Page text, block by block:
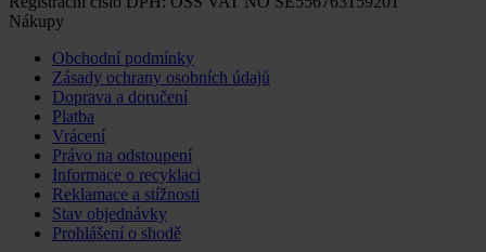
Nákupy
Obchodní podmínky
Zásady ochrany osobních údajů
Doprava a doručení
Platba
Vrácení
Právo na odstoupení
Informace o recyklaci
Reklamace a stížnosti
Stav objednávky
Prohlášení o shodě